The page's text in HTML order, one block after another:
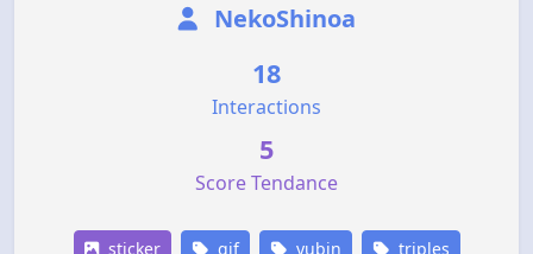
NekoShinoa
18
Interactions
5
Score Tendance
sticker gif yubin triples